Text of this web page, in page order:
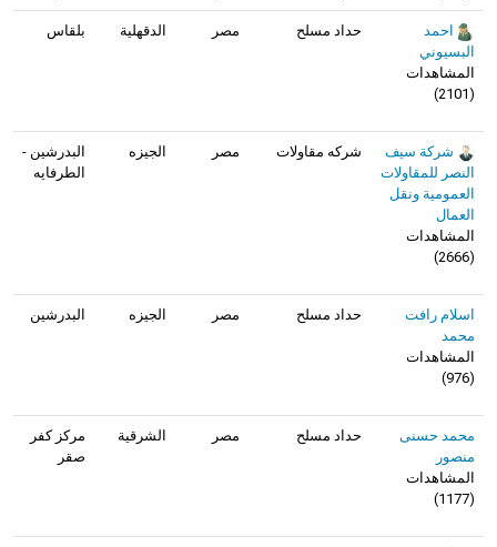
احمد
البسيوني
المشاهدات
(
2101
)
حداد مسلح مصر الدقهلية بلقاس
شركة سيف
النصر للمقاولات
العمومية ونقل
العمال
المشاهدات
(
2666
)
شركه مقاولات مصر الجيزه
البدرشين -
الطرفايه
اسلام رافت
محمد
المشاهدات
(
976
)
حداد مسلح مصر الجيزه البدرشين
محمد حسنى
منصور
المشاهدات
(
1177
)
حداد مسلح مصر الشرقية
مركز كفر
صقر